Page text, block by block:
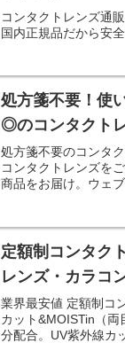
コンタクトレンズ通
国内正規品だから安
処方箋不要！使
◎のコンタクト
処方箋不要のコンタ
コンタクトレンズを
商品をお届け。ウェ
定額制コンタク
レンズ・カラコ
業界最安値 定額制コ
カット&MOISTin（
分配合。UV紫外線カ